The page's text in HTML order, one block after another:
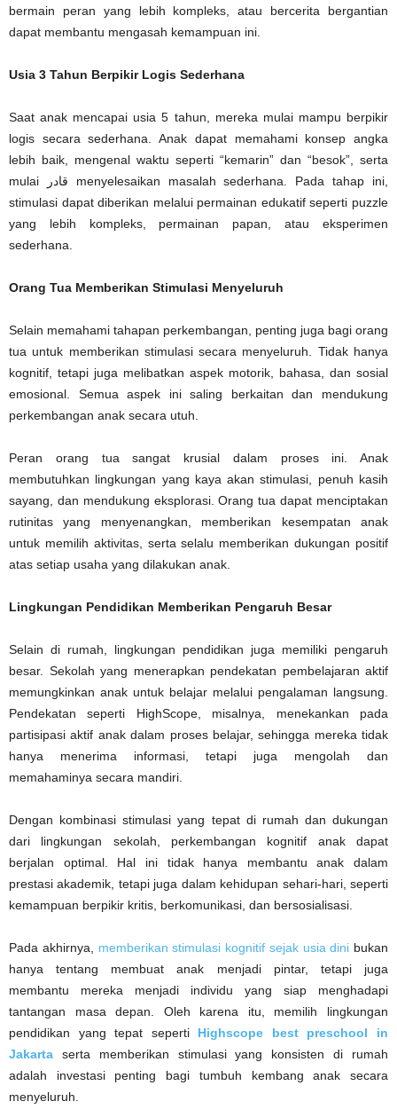
bermain peran yang lebih kompleks, atau bercerita bergantian
dapat membantu mengasah kemampuan ini.
Usia 3 Tahun Berpikir Logis Sederhana
Saat anak mencapai usia 5 tahun, mereka mulai mampu berpikir
logis secara sederhana. Anak dapat memahami konsep angka
lebih baik, mengenal waktu seperti “kemarin” dan “besok”, serta
mulai قادر menyelesaikan masalah sederhana. Pada tahap ini,
stimulasi dapat diberikan melalui permainan edukatif seperti puzzle
yang lebih kompleks, permainan papan, atau eksperimen
sederhana.
Orang Tua Memberikan Stimulasi Menyeluruh
Selain memahami tahapan perkembangan, penting juga bagi orang
tua untuk memberikan stimulasi secara menyeluruh. Tidak hanya
kognitif, tetapi juga melibatkan aspek motorik, bahasa, dan sosial
emosional. Semua aspek ini saling berkaitan dan mendukung
perkembangan anak secara utuh.
Peran orang tua sangat krusial dalam proses ini. Anak
membutuhkan lingkungan yang kaya akan stimulasi, penuh kasih
sayang, dan mendukung eksplorasi. Orang tua dapat menciptakan
rutinitas yang menyenangkan, memberikan kesempatan anak
untuk memilih aktivitas, serta selalu memberikan dukungan positif
atas setiap usaha yang dilakukan anak.
Lingkungan Pendidikan Memberikan Pengaruh Besar
Selain di rumah, lingkungan pendidikan juga memiliki pengaruh
besar. Sekolah yang menerapkan pendekatan pembelajaran aktif
memungkinkan anak untuk belajar melalui pengalaman langsung.
Pendekatan seperti HighScope, misalnya, menekankan pada
partisipasi aktif anak dalam proses belajar, sehingga mereka tidak
hanya menerima informasi, tetapi juga mengolah dan
memahaminya secara mandiri.
Dengan kombinasi stimulasi yang tepat di rumah dan dukungan
dari lingkungan sekolah, perkembangan kognitif anak dapat
berjalan optimal. Hal ini tidak hanya membantu anak dalam
prestasi akademik, tetapi juga dalam kehidupan sehari-hari, seperti
kemampuan berpikir kritis, berkomunikasi, dan bersosialisasi.
Pada akhirnya, memberikan stimulasi kognitif sejak usia dini bukan
hanya tentang membuat anak menjadi pintar, tetapi juga
membantu mereka menjadi individu yang siap menghadapi
tantangan masa depan. Oleh karena itu, memilih lingkungan
pendidikan yang tepat seperti Highscope best preschool in
Jakarta serta memberikan stimulasi yang konsisten di rumah
adalah investasi penting bagi tumbuh kembang anak secara
menyeluruh.